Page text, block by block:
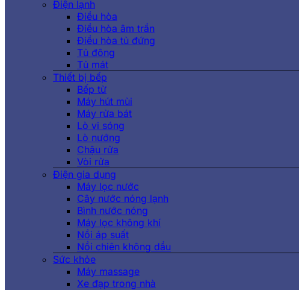
Điện lạnh
Điều hòa
Điều hòa âm trần
Điều hòa tủ đứng
Tủ đông
Tủ mát
Thiết bị bếp
Bếp từ
Máy hút mùi
Máy rửa bát
Lò vi sóng
Lò nướng
Chậu rửa
Vòi rửa
Điện gia dụng
Máy lọc nước
Cây nước nóng lạnh
Bình nước nóng
Máy lọc không khí
Nồi áp suất
Nồi chiên không dầu
Sức khỏe
Máy massage
Xe đạp trong nhà